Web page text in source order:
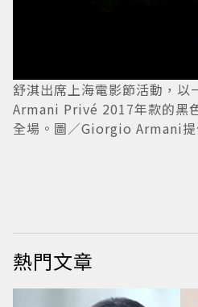
舒淇出席上海電影節活動，
Armani Privé 2017年款的黑
全場。圖／Giorgio Armani
熱門文章